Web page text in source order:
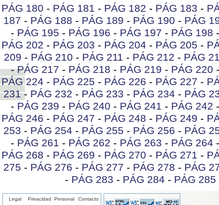
PÁG 180 - PÁG 181 - PÁG 182 - PÁG 183 -
187 - PÁG 188 - PÁG 189 - PÁG 190 - PÁG
- PÁG 195 - PÁG 196 - PÁG 197 - PÁG 198
PÁG 202 - PÁG 203 - PÁG 204 - PÁG 205 -
209 - PÁG 210 - PÁG 211 - PÁG 212 - PÁG
-PÁG 217 - PÁG 218 - PÁG 219 - PÁG 220
PÁG 224 - PÁG 225 - PÁG 226 - PÁG 227 -
231- PÁG 232 - PÁG 233 - PÁG 234 - PÁG
- PÁG 239 - PÁG 240 - PÁG 241 - PÁG 242
PÁG 246 - PÁG 247 - PÁG 248 - PÁG 249 -
253 - PÁG 254 - PÁG 255 - PÁG 256 - PÁG
- PÁG 261 - PÁG 262 - PÁG 263 - PÁG 264
PÁG 268 - PÁG 269 - PÁG 270 - PÁG 271 -
275 - PÁG 276 - PÁG 277 - PÁG 278 - PÁG
- PÁG 283 - PÁG 284 - PÁG 285
Legal Privacidad Personal Contacto